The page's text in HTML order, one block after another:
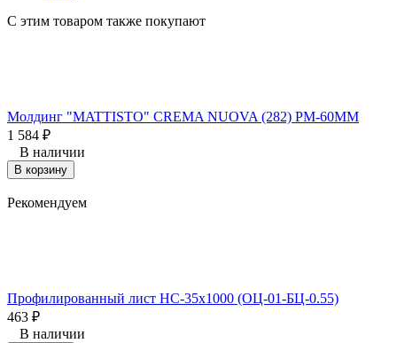
С этим товаром также покупают
Молдинг "MATTISTO" CREMA NUOVA (282) PM-60MM
1 584 ₽
В наличии
В корзину
Рекомендуем
Профилированный лист НС-35х1000 (ОЦ-01-БЦ-0.55)
463 ₽
В наличии